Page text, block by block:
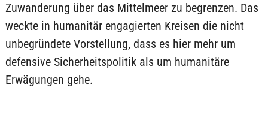
Zuwanderung über das Mittelmeer zu begrenzen. Das
weckte in humanitär engagierten Kreisen die nicht
unbegründete Vorstellung, dass es hier mehr um
defensive Sicherheitspolitik als um humanitäre
Erwägungen gehe.